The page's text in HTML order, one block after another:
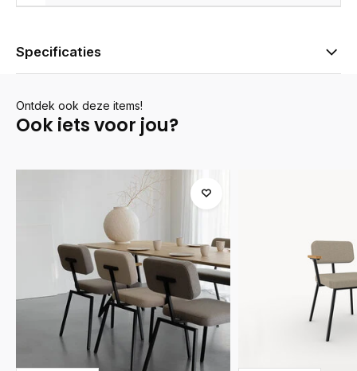
Specificaties
Ontdek ook deze items!
Ook iets voor jou?